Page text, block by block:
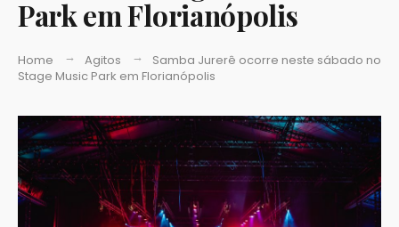
Park em Florianópolis
Home Agitos
Samba Jurerê ocorre neste sábado no
Stage Music Park em Florianópolis